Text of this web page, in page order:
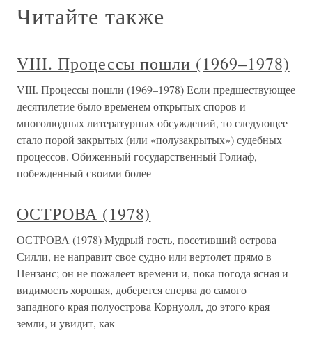
Читайте также
VIII. Процессы пошли (1969–1978)
VIII. Процессы пошли (1969–1978) Если предшествующее
десятилетие было временем открытых споров и
многолюдных литературных обсуждений, то следующее
стало порой закрытых (или «полузакрытых») судебных
процессов. Обиженный государственный Голиаф,
побежденный своими более
ОСТРОВА (1978)
ОСТРОВА (1978) Мудрый гость, посетивший острова
Силли, не направит свое судно или вертолет прямо в
Пензанс; он не пожалеет времени и, пока погода ясная и
видимость хорошая, доберется сперва до самого
западного края полуострова Корнуолл, до этого края
земли, и увидит, как